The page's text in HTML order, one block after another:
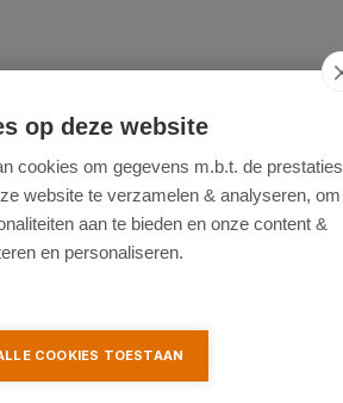
op deze website
cookies om gegevens m.b.t. de prestaties
website te verzamelen & analyseren, om
aan te bieden en onze content &
en personaliseren.
COOKIES TOESTAAN